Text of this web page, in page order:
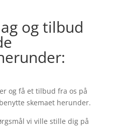
og tilbud
og få et tilbud fra os på
skemaet herunder.
vi ville stille dig på